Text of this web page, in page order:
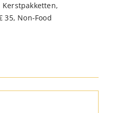
Kerstpakketten,
35, Non-Food